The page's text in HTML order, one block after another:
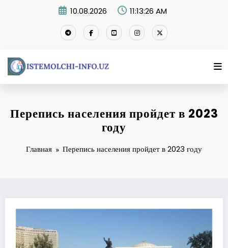
10.08.2026 11:13:27 AM
Перепись населения пройдет в 2023
году
Главная Перепись населения пройдет в 2023 году